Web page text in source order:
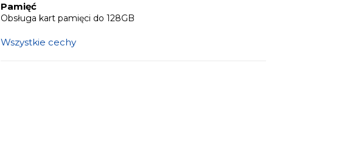
Pamięć
Obsługa kart pamięci do 128GB
Wszystkie cechy